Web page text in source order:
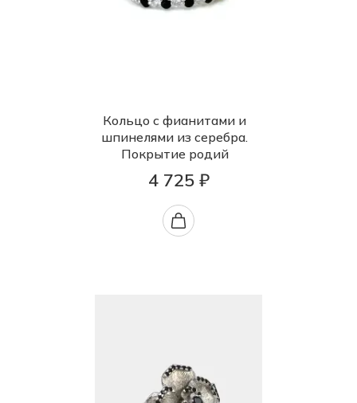
Кольцо с фианитами и
шпинелями из серебра.
Покрытие родий
4 725 ₽